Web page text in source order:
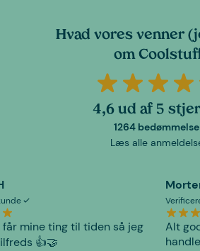
Hvad vores venner
om
4,6 ud af 5
1264
Læs alle
får mine ting til tiden så jeg
👍🤝
Alt